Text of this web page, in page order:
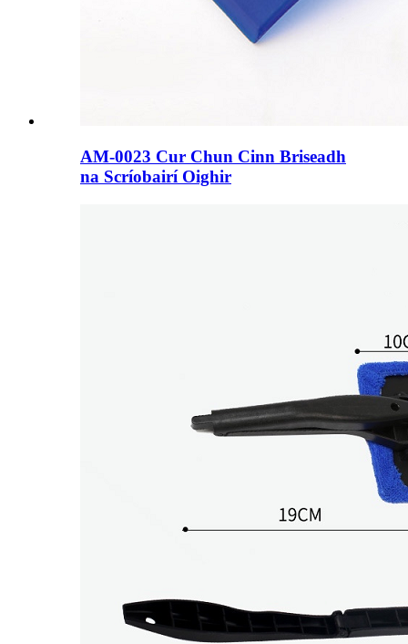
AM-0023 Cur Chun Cinn Briseadh
na Scríobairí Oighir